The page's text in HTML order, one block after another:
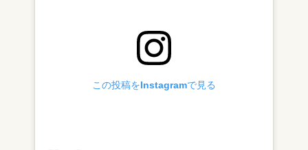
この投稿をInstagramで見る